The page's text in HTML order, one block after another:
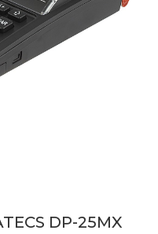
DP-25MX